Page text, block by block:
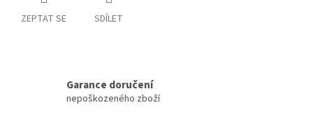
ZEPTAT SE SDÍLET
Garance doručení
nepoškozeného zboží